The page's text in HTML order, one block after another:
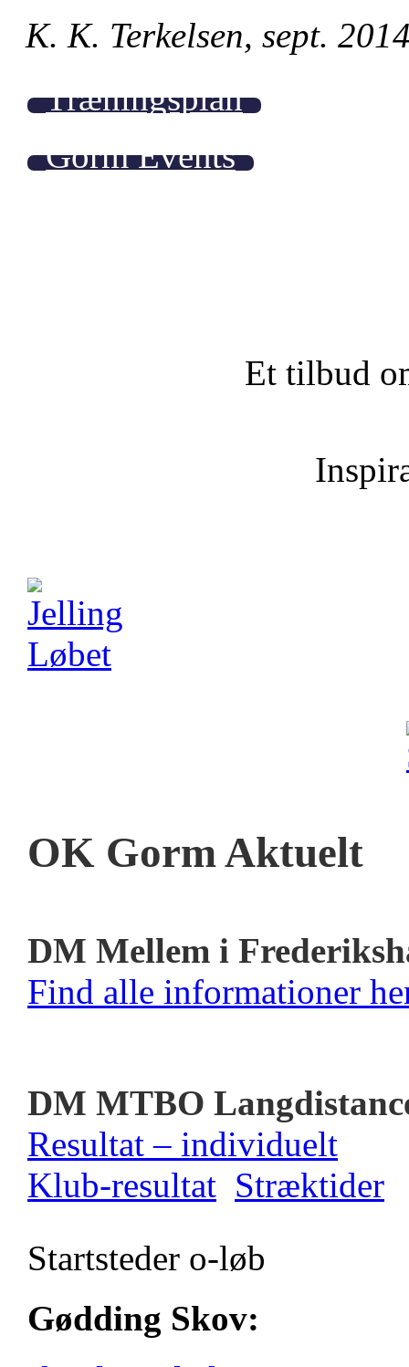
K. K. Terkelsen, sept.
Træningsplan
Gorm Events
Et tilbud
OK Gorm Aktuelt
DM Mellem i
Find alle informationer
DM MTBO
Resultat – individuelt
Klub-resultat Stræktider
Startsteder o-løb
Gødding Skov: